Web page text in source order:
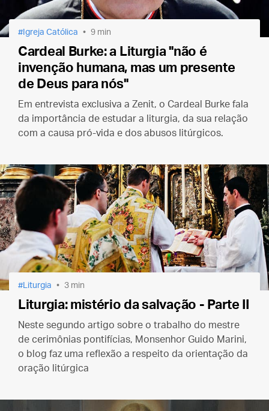
Igreja Católica 9 min
Cardeal Burke: a Liturgia "não é
invenção humana, mas um presente
de Deus para nós"
Em entrevista exclusiva a Zenit, o Cardeal Burke fala
da importância de estudar a liturgia, da sua relação
com a causa pró-vida e dos abusos litúrgicos.
Liturgia 3 min
Liturgia: mistério da salvação - Parte II
Neste segundo artigo sobre o trabalho do mestre
de cerimônias pontifícias, Monsenhor Guido Marini,
o blog faz uma reflexão a respeito da orientação da
oração litúrgica